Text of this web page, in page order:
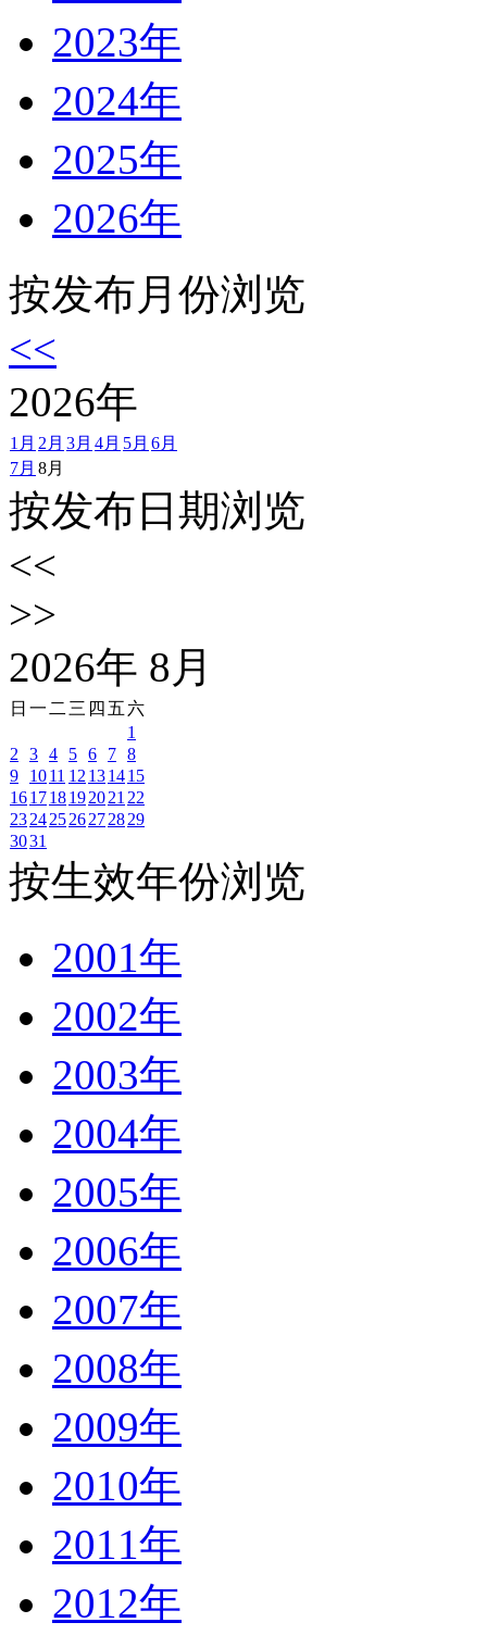
2023年
2024年
2025年
2026年
按发布月份浏览
<<
2026年
1月 2月 3月 4月 5月 6月
7月 8月
按发布日期浏览
<<
>>
2026年 8 月
日 一 二 三 四 五 六
1
2
3 4 5 6 7 8
9
1011 12 131415
161718192021 22
23242526272829
3031
按生效年份浏览
2001年
2002年
2003年
2004年
2005年
2006年
2007年
2008年
2009年
2010年
2011年
2012年